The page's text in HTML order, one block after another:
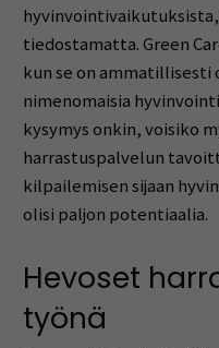
tiedostamatta. Green
kun se on
nimenomaisia
kysymys onkin, voisiko
harrastuspalvelun
kilpailemisen sijaan
olisi paljon potentiaalia.
Hevoset
työnä